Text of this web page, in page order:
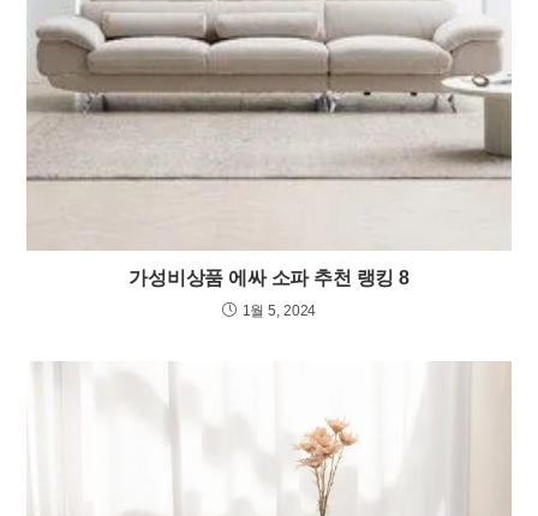
가성비상품 에싸 소파 추천 랭킹 8
1월 5, 2024